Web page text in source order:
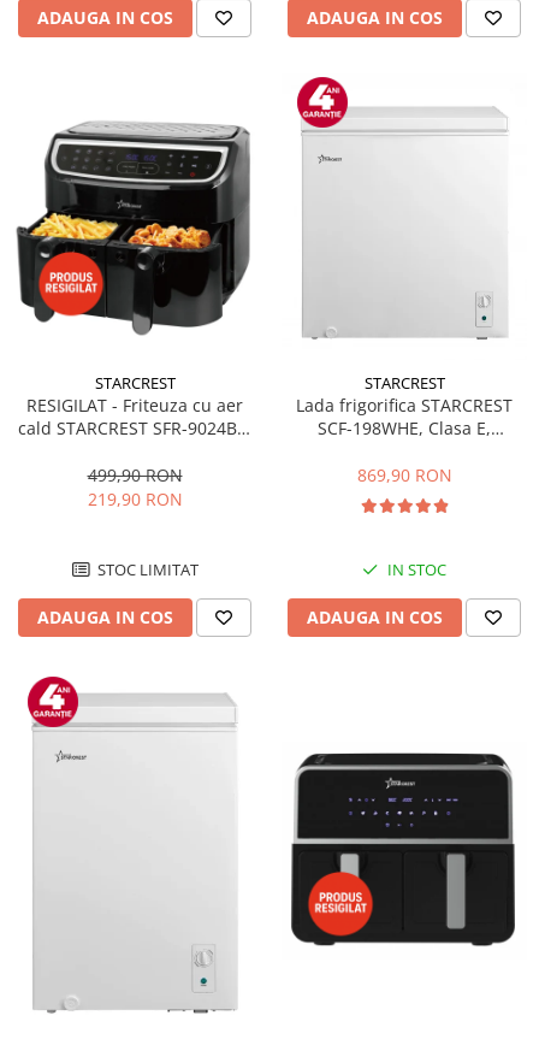
ADAUGA IN COS ADAUGA IN COS
STARCREST
RESIGILAT - Friteuza cu aer
cald STARCREST SFR-9024BK,
Termostat 80 - 200 °C, 12
programe, Negru
499,90 RON
219,90 RON
STOC LIMITAT
ADAUGA IN COS
STARCREST
Lada frigorifica STARCREST
SCF-198WHE, Clasa E,
convertibil - functie frigider,
Termostat reglabil, Alb
869,90 RON
IN STOC
ADAUGA IN COS